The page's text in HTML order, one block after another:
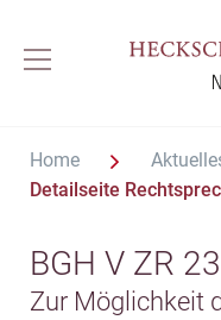
Home
Detailseite
BGH V ZR
Zur Möglichkeit